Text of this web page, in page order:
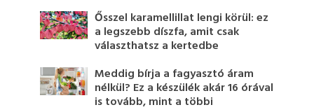
Ősszel karamellillat lengi körül: ez
a legszebb díszfa, amit csak
választhatsz a kertedbe
Meddig bírja a fagyasztó áram
nélkül? Ez a készülék akár 16 órával
is tovább, mint a többi